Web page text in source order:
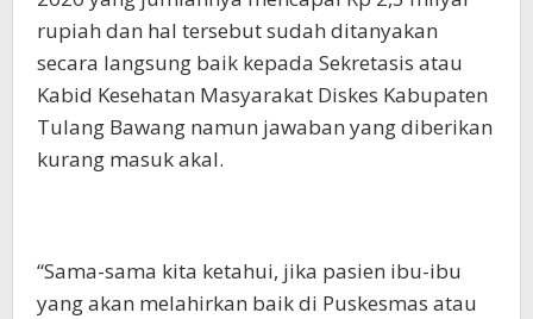
rupiah dan hal tersebut sudah ditanyakan
secara langsung baik kepada Sekretasis atau
Kabid Kesehatan Masyarakat Diskes Kabupaten
Tulang Bawang namun jawaban yang diberikan
kurang masuk akal.
“Sama-sama kita ketahui, jika pasien ibu-ibu
yang akan melahirkan baik di Puskesmas atau